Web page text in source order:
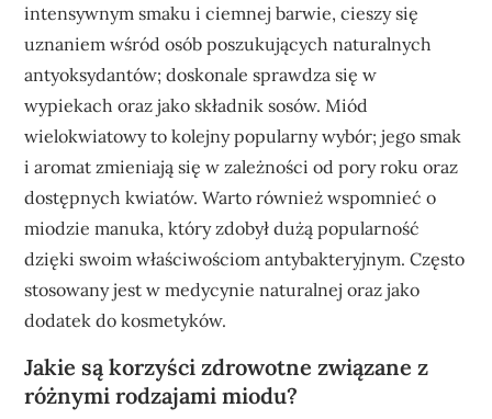
intensywnym smaku i ciemnej barwie, cieszy się
uznaniem wśród osób poszukujących naturalnych
antyoksydantów; doskonale sprawdza się w
wypiekach oraz jako składnik sosów. Miód
wielokwiatowy to kolejny popularny wybór; jego smak
i aromat zmieniają się w zależności od pory roku oraz
dostępnych kwiatów. Warto również wspomnieć o
miodzie manuka, który zdobył dużą popularność
dzięki swoim właściwościom antybakteryjnym. Często
stosowany jest w medycynie naturalnej oraz jako
dodatek do kosmetyków.
Jakie są korzyści zdrowotne związane z
różnymi rodzajami miodu?